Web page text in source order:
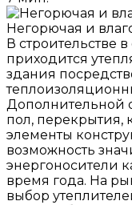
Негорючая и
В строительстве
приходится
здания
Дополнительной
пол, перекрытия,
элементы
возможность
энергоносители
время года. На
выбор